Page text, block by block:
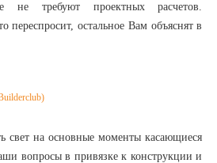
не требуют проектных расчетов.
переспросит, остальное Вам объяснят в
свет на основные моменты касающиеся
вопросы в привязке к конструкции и